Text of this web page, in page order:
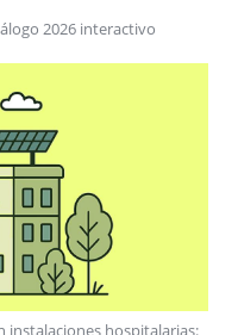
2026 interactivo
instalaciones hospitalarias: